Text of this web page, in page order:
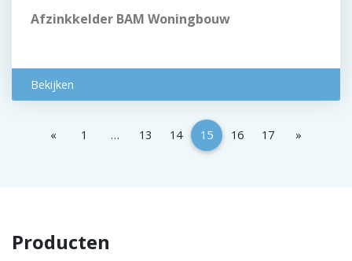
Afzinkkelder BAM Woningbouw
Bekijken
« 1 … 13 14 15 16 17 »
Producten